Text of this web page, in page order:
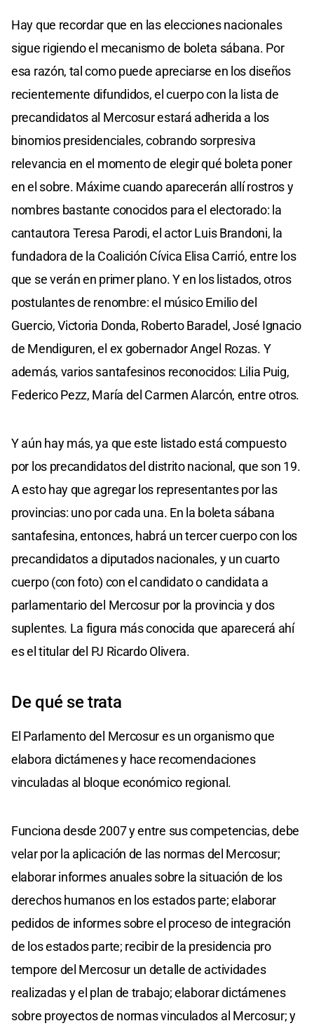
Hay que recordar que en las elecciones nacionales
sigue rigiendo el mecanismo de boleta sábana. Por
esa razón, tal como puede apreciarse en los diseños
recientemente difundidos, el cuerpo con la lista de
precandidatos al Mercosur estará adherida a los
binomios presidenciales, cobrando sorpresiva
relevancia en el momento de elegir qué boleta poner
en el sobre. Máxime cuando aparecerán allí rostros y
nombres bastante conocidos para el electorado: la
cantautora Teresa Parodi, el actor Luis Brandoni, la
fundadora de la Coalición Cívica Elisa Carrió, entre los
que se verán en primer plano. Y en los listados, otros
postulantes de renombre: el músico Emilio del
Guercio, Victoria Donda, Roberto Baradel, José Ignacio
de Mendiguren, el ex gobernador Angel Rozas. Y
además, varios santafesinos reconocidos: Lilia Puig,
Federico Pezz, María del Carmen Alarcón, entre otros.
Y aún hay más, ya que este listado está compuesto
por los precandidatos del distrito nacional, que son 19.
A esto hay que agregar los representantes por las
provincias: uno por cada una. En la boleta sábana
santafesina, entonces, habrá un tercer cuerpo con los
precandidatos a diputados nacionales, y un cuarto
cuerpo (con foto) con el candidato o candidata a
parlamentario del Mercosur por la provincia y dos
suplentes. La figura más conocida que aparecerá ahí
es el titular del PJ Ricardo Olivera.
De qué se trata
El Parlamento del Mercosur es un organismo que
elabora dictámenes y hace recomendaciones
vinculadas al bloque económico regional.
Funciona desde 2007 y entre sus competencias, debe
velar por la aplicación de las normas del Mercosur;
elaborar informes anuales sobre la situación de los
derechos humanos en los estados parte; elaborar
pedidos de informes sobre el proceso de integración
de los estados parte; recibir de la presidencia pro
tempore del Mercosur un detalle de actividades
realizadas y el plan de trabajo; elaborar dictámenes
sobre proyectos de normas vinculados al Mercosur; y